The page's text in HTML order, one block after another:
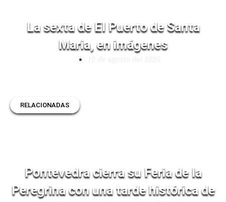
La sexta de El Puerto de Santa
Maria, en imágenes
RELACIONADAS
Pontevedra cierra su Feria de la
Peregrina con una tarde histórica de